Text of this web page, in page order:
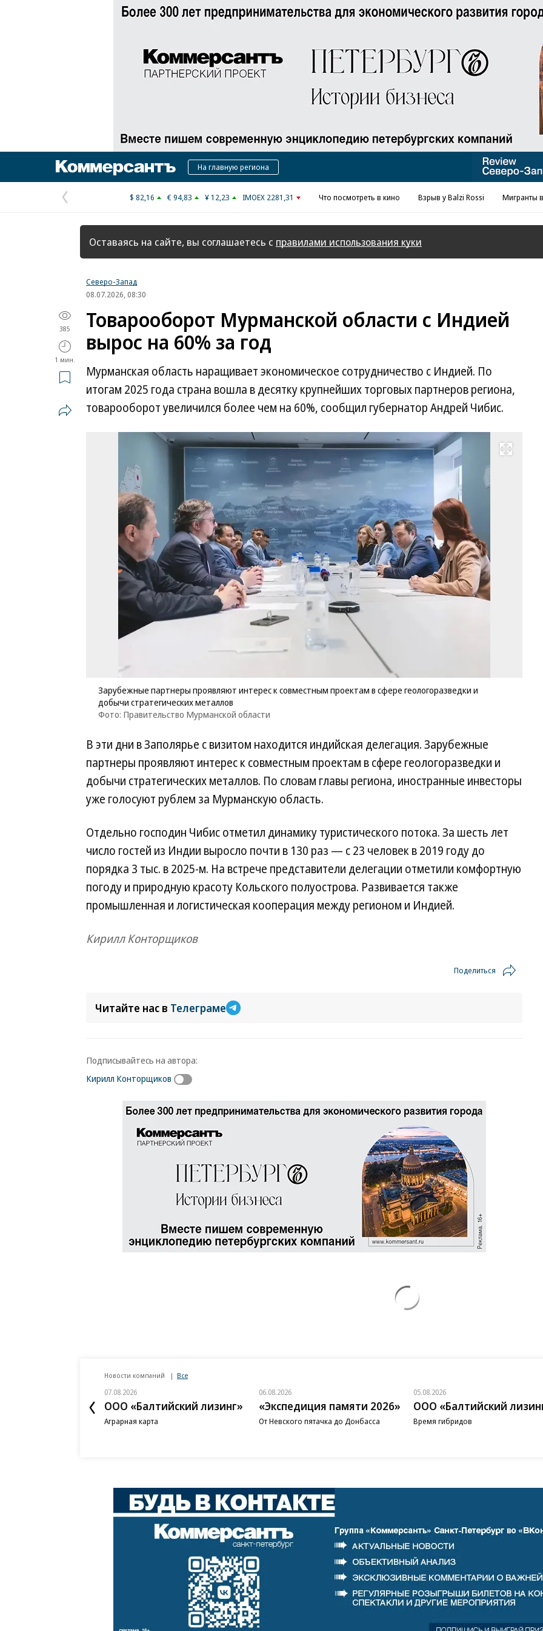
Реклама в «Ъ» www.kommersant.ru/ad
КоммерсантъНа главную региона
Предыдущая
страница
$ 82,16 € 94,83 ¥ 12,23 IMOEX 2281,31 Что посмотреть в кино Взрыв у Balzi Rossi Мигранты
Оставаясь на сайте, вы соглашаетесь с правилами использования куки
Северо-Запад
08.07.2026, 08:30
385
1 мин.
Товарооборот Мурманской области с Индией
вырос на 60% за год
Мурманская область наращивает экономическое сотрудничество с Индией. По
итогам 2025 года страна вошла в десятку крупнейших торговых партнеров региона,
товарооборот увеличился более чем на 60%, сообщил губернатор Андрей Чибис.
Развернуть на весь экран
Зарубежные партнеры проявляют интерес к совместным проектам в сфере геологоразведки и
добычи стратегических металлов
Фото: Правительство Мурманской области
В эти дни в Заполярье с визитом находится индийская делегация. Зарубежные
партнеры проявляют интерес к совместным проектам в сфере геологоразведки и
добычи стратегических металлов. По словам главы региона, иностранные инвесторы
уже голосуют рублем за Мурманскую область.
Отдельно господин Чибис отметил динамику туристического потока. За шесть лет
число гостей из Индии выросло почти в 130 раз — с 23 человек в 2019 году до
порядка 3 тыс. в 2025-м. На встрече представители делегации отметили комфортную
погоду и природную красоту Кольского полуострова. Развивается также
промышленная и логистическая кооперация между регионом и Индией.
Кирилл Конторщиков
Поделиться
Читайте нас в Телеграме
Подписывайтесь на автора:
Кирилл Конторщиков
Новости компаний Все
07.08.2026
ООО «Балтийский лизинг»
Аграрная карта
06.08.2026
«Экспедиция памяти 2026»
От Невского пятачка до Донбасса
05.08.2026
ООО «Балтийский
Время гибридов